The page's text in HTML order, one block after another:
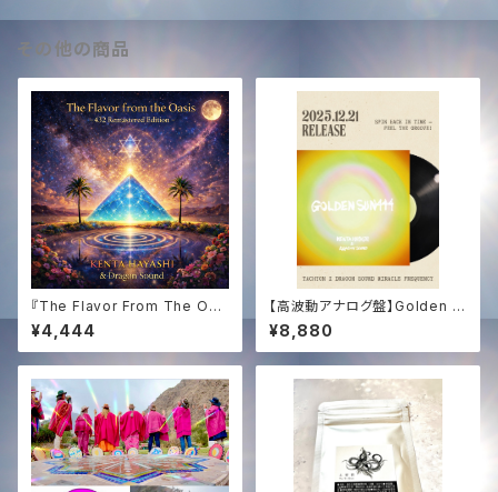
その他の商品
『The Flavor From The Oas
is -432Hz Remastered Edi
tion-』
¥4,444
【高波動アナログ盤】Golden S
un 444 (12inch Vinyl) | Tac
hyon Sound × Dragon Sou
nd First Pressing
¥8,880